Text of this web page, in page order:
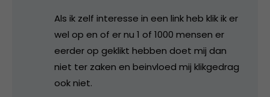
Als ik zelf interesse in een link heb klik ik er
wel op en of er nu 1 of 1000 mensen er
eerder op geklikt hebben doet mij dan
niet ter zaken en beinvloed mij klikgedrag
ook niet.